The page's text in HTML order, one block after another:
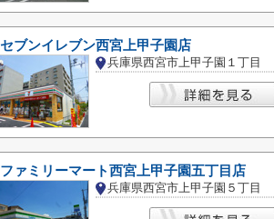
セブンイレブン西宮上甲子園店
兵庫県西宮市上甲子園１丁目
ファミリーマート西宮上甲子園五丁目店
兵庫県西宮市上甲子園５丁目